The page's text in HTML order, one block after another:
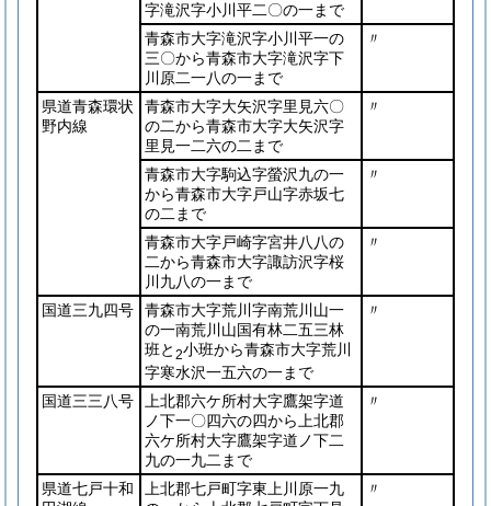
字滝沢字小川平二〇の一まで
青森市大字滝沢字小川平一の
三〇から青森市大字滝沢字下
川原二一八の一まで
〃
県道青森環状
野内線
青森市大字大矢沢字里見六〇
の二から青森市大字大矢沢字
里見一二六の二まで
〃
青森市大字駒込字螢沢九の一
から青森市大字戸山字赤坂七
の二まで
〃
青森市大字戸崎字宮井八八の
二から青森市大字諏訪沢字桜
川九八の一まで
〃
国道三九四号
青森市大字荒川字南荒川山一
の一南荒川山国有林二五三林
班と 2小班から青森市大字荒川
字寒水沢一五六の一まで
〃
国道三三八号
上北郡六ケ所村大字鷹架字道
ノ下一〇四六の四から上北郡
六ケ所村大字鷹架字道ノ下二
九の一九二まで
〃
県道七戸十和
上北郡七戸町字東上川原一九
〃